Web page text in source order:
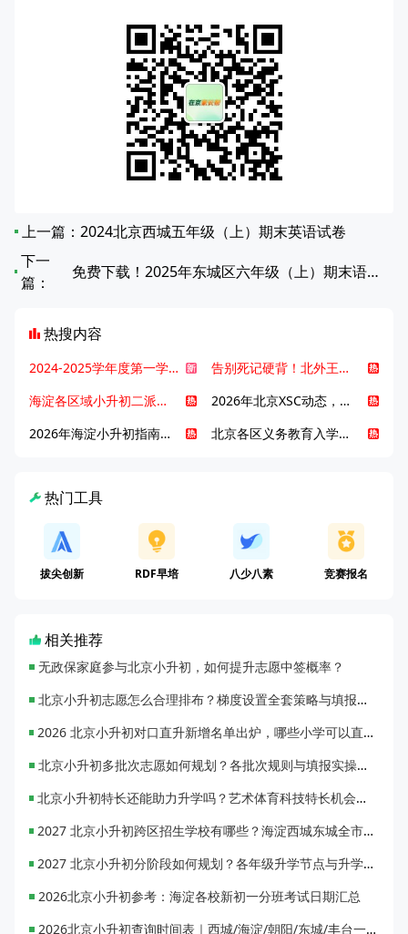
上一篇： 2024北京西城五年级（上）期末英语试卷
下一
篇：
免费下载！2025年东城区六年级（上）期末语文真题试卷
热搜内容
2024-2025学年度第一学期北京各区期末考试真题试卷汇总
告别死记硬背！北外王牌精读词汇课，帮孩子突破英语词汇难关
海淀各区域小升初二派全攻略合集！区域一至五志愿填报、升学策略详解
2026年北京XSC动态，持续更新中ing...
2026年海淀小升初指南，一文了解招生政策要点
北京各区义务教育入学咨询电话汇总，25年小升初家长提前收藏
热门工具
拔尖创新 RDF早培 八少八素 竞赛报名
相关推荐
无政保家庭参与北京小升初，如何提升志愿中签概率？
北京小升初志愿怎么合理排布？梯度设置全套策略与填报避坑指南
2026 北京小升初对口直升新增名单出炉，哪些小学可以直升优质初中？
北京小升初多批次志愿如何规划？各批次规则与填报实操指南
北京小升初特长还能助力升学吗？艺术体育科技特长机会与误区全面解析
2027 北京小升初跨区招生学校有哪些？海淀西城东城全市招生校完整汇总
2027 北京小升初分阶段如何规划？各年级升学节点与升学通道全梳理
2026北京小升初参考：海淀各校新初一分班考试日期汇总
2026北京小升初查询时间表｜西城/海淀/朝阳/东城/丰台一键对照